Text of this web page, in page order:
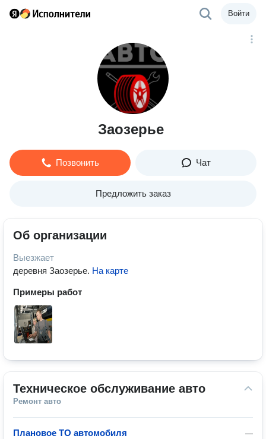
Войти
Заозерье
Позвонить Чат
Предложить заказ
Об организации
Выезжает
деревня Заозерье. На карте
Примеры работ
Техническое обслуживание авто
Ремонт авто
—
Плановое ТО автомобиля